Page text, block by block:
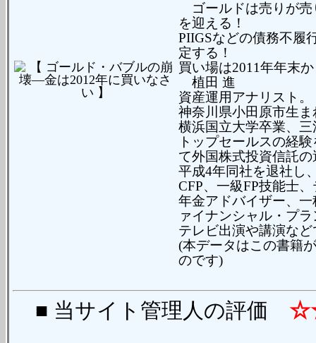
ゴールドは売りが売
を迎える！
PIIGSなどの債務不履
定する！
買い場は2011年年末
植田 進
資産運用アナリスト。
神奈川県小田原市生ま
横浜国立大学卒業、
トップセールスの経
て外国株式投資信託
平成4年同社を退社し
CFP、一級FP技能士
年金アドバイザー、
ァイナンシャル・プ
テレビ出演や講演な
(本データはこの書籍
のです)
■ 当サイト管理人の評価